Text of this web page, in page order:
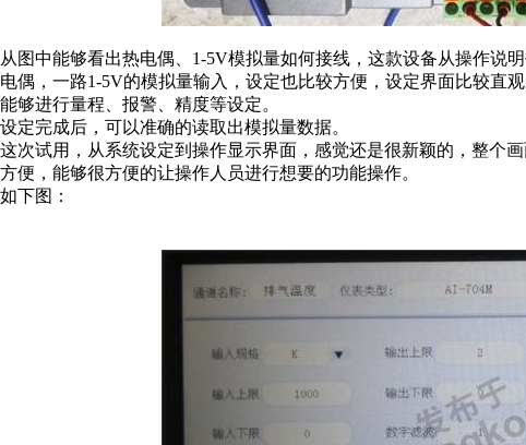
从图中能够看出热电偶、1-5V模拟量如何接线，这款设备从操作说
电偶，一路1-5V的模拟量输入，设定也比较方便，设定界面比较直观
能够进行量程、报警、精度等设定。
设定完成后，可以准确的读取出模拟量数据。
这次试用，从系统设定到操作显示界面，感觉还是很新颖的，整个
方便，能够很方便的让操作人员进行想要的功能操作。
如下图：